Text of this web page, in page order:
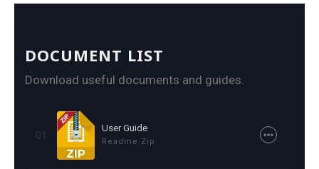
DOCUMENT LIST
Download useful documents and guides.
01
User Guide
Readme.zip